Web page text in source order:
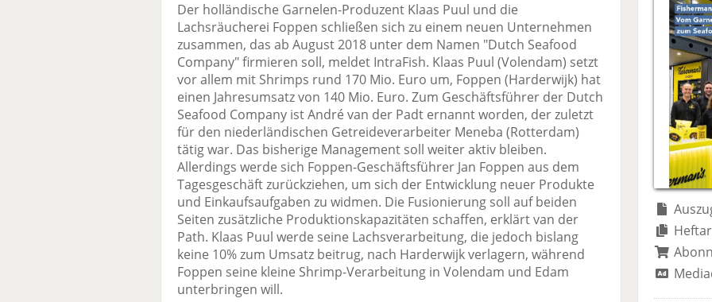
F
ac
e
b
o
o
k
te
il
e
n
tt
er
n
Li
n
k
e
di
n
te
e
n
E
m
ai
l
v
er
se
d
e
n
ck
n
Der holländische Garnelen-Produzent Klaas Puul und die
Lachsräucherei Foppen schließen sich zu einem neuen Unternehmen
zusammen, das ab August 2018 unter dem Namen "Dutch Seafood
Company" firmieren soll, meldet IntraFish. Klaas Puul (Volendam) setzt
vor allem mit Shrimps rund 170 Mio. Euro um, Foppen (Harderwijk) hat
einen Jahresumsatz von 140 Mio. Euro. Zum Geschäftsführer der Dutch
Seafood Company ist André van der Padt ernannt worden, der zuletzt
für den niederländischen Getreideverarbeiter Meneba (Rotterdam)
tätig war. Das bisherige Management soll weiter aktiv bleiben.
Allerdings werde sich Foppen-Geschäftsführer Jan Foppen aus dem
Tagesgeschäft zurückziehen, um sich der Entwicklung neuer Produkte
und Einkaufsaufgaben zu widmen. Die Fusionierung soll auf beiden
Seiten zusätzliche Produktionskapazitäten schaffen, erklärt van der
Path. Klaas Puul werde seine Lachsverarbeitung, die jedoch bislang
keine 10% zum Umsatz beitrug, nach Harderwijk verlagern, während
Foppen seine kleine Shrimp-Verarbeitung in Volendam und Edam
unterbringen will.